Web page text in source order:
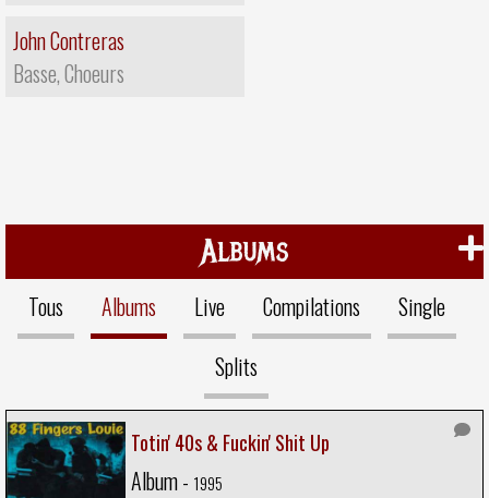
John Contreras
Basse, Choeurs
Albums
Tous Albums Live Compilations
Single
Splits
Totin' 40s & Fuckin' Shit Up
Album - 1995